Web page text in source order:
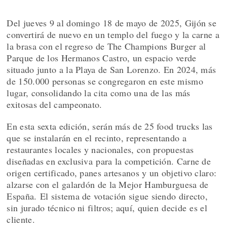
Del jueves 9 al domingo 18 de mayo de 2025, Gijón se
convertirá de nuevo en un templo del fuego y la carne a
la brasa con el regreso de The Champions Burger al
Parque de los Hermanos Castro, un espacio verde
situado junto a la Playa de San Lorenzo. En 2024, más
de 150.000 personas se congregaron en este mismo
lugar, consolidando la cita como una de las más
exitosas del campeonato.
En esta sexta edición, serán más de 25 food trucks las
que se instalarán en el recinto, representando a
restaurantes locales y nacionales, con propuestas
diseñadas en exclusiva para la competición. Carne de
origen certificado, panes artesanos y un objetivo claro:
alzarse con el galardón de la Mejor Hamburguesa de
España. El sistema de votación sigue siendo directo,
sin jurado técnico ni filtros; aquí, quien decide es el
cliente.